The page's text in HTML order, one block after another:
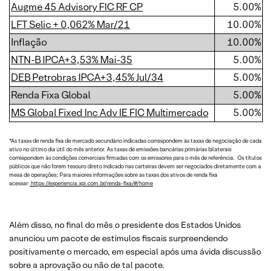
Augme 45 Advisory FIC RF CP
5.00%
LFT Selic + 0,062% Mar/21
10.00%
Inflação
10.00%
NTN-B IPCA+3,53% Mai-35
5.00%
DEB Petrobras IPCA+3,45% Jul/34
5.00%
Renda Fixa Global
5.00%
MS Global Fixed Inc Adv IE FIC Multimercado
5.00%
*As taxas de renda fixa de mercado secundário indicadas correspondem às taxas de negociação de cada
ativo no último dia útil do mês anterior. As taxas de emissões bancárias primárias bilaterais
correspondem às condições comerciais firmadas com os emissores para o mês de referência. Os títulos
públicos que não forem tesouro direto indicado nas carteiras devem ser negociados diretamente com a
mesa de operações; Para maiores informações sobre as taxas dos ativos de renda fixa
acessar: https://experiencia.xpi.com.br/renda-fixa/#/home
Além disso, no final do mês o presidente dos Estados Unidos
anunciou um pacote de estímulos fiscais surpreendendo
positivamente o mercado, em especial após uma ávida discussão
sobre a aprovação ou não de tal pacote.